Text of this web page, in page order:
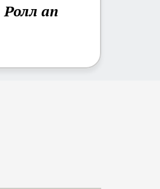
Ролл ап